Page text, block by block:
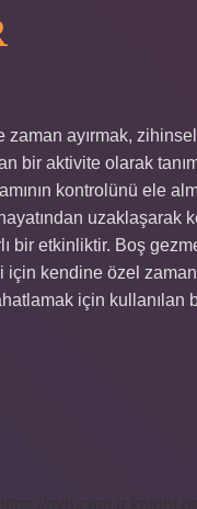
ayırmak,
bir aktivite olarak
kontrolünü ele
uzaklaşarak
bir etkinliktir. Boş
kendine özel zaman
için kullanılan